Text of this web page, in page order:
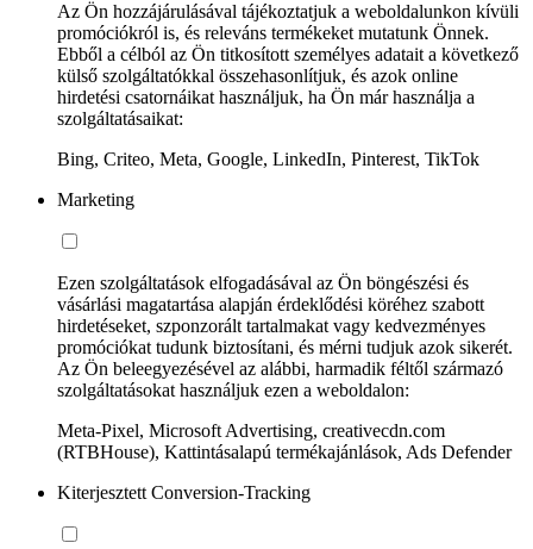
Az Ön hozzájárulásával tájékoztatjuk a weboldalunkon kívüli
promóciókról is, és releváns termékeket mutatunk Önnek.
Ebből a célból az Ön titkosított személyes adatait a következő
külső szolgáltatókkal összehasonlítjuk, és azok online
hirdetési csatornáikat használjuk, ha Ön már használja a
szolgáltatásaikat:
Bing, Criteo, Meta, Google, LinkedIn, Pinterest, TikTok
Marketing
Ezen szolgáltatások elfogadásával az Ön böngészési és
vásárlási magatartása alapján érdeklődési köréhez szabott
hirdetéseket, szponzorált tartalmakat vagy kedvezményes
promóciókat tudunk biztosítani, és mérni tudjuk azok sikerét.
Az Ön beleegyezésével az alábbi, harmadik féltől származó
szolgáltatásokat használjuk ezen a weboldalon:
Meta-Pixel, Microsoft Advertising, creativecdn.com
(RTBHouse), Kattintásalapú termékajánlások, Ads Defender
Kiterjesztett Conversion-Tracking